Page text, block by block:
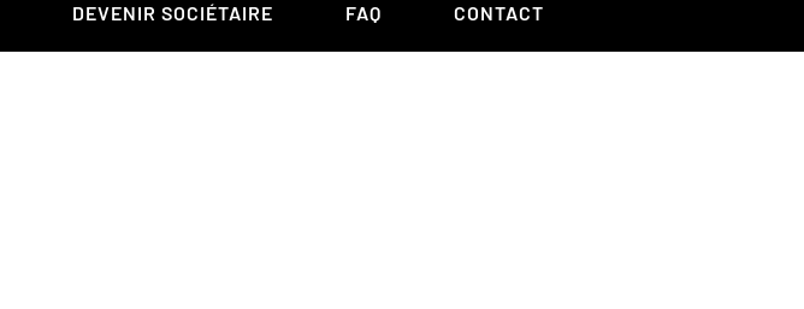
DEVENIR SOCIÉTAIRE FAQ CONTACT